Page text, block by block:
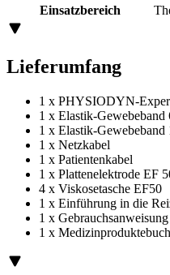
Einsatzbereich
Lieferumfang
1 x PHYSIODYN-
1 x Elastik-Gewebeband
1 x Elastik-Gewebeband
1 x Netzkabel
1 x Patientenkabel
1 x Plattenelektrode EF
4 x Viskosetasche EF50
1 x Einführung in die
1 x
1 x Medizinproduktebuch